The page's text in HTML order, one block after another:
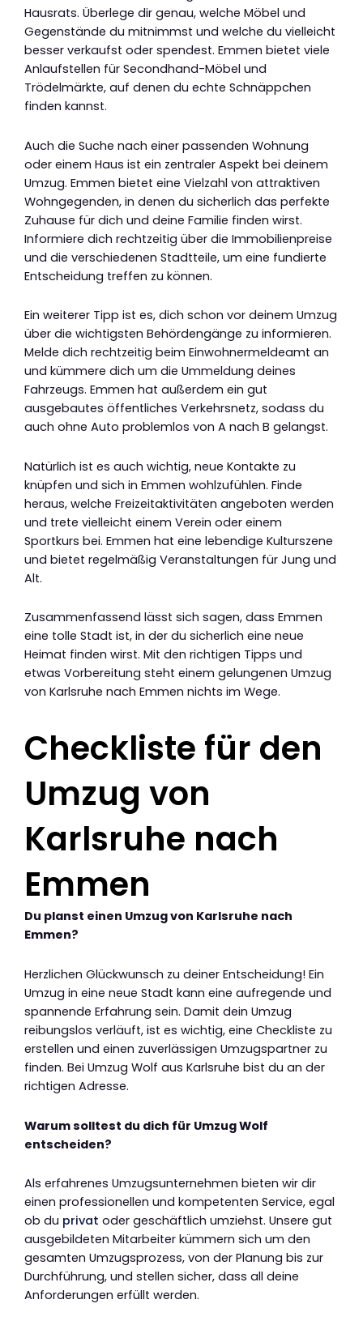
Hausrats. Überlege dir genau, welche Möbel und
Gegenstände du mitnimmst und welche du vielleicht
besser verkaufst oder spendest. Emmen bietet viele
Anlaufstellen für Secondhand-Möbel und
Trödelmärkte, auf denen du echte Schnäppchen
finden kannst.
Auch die Suche nach einer passenden Wohnung
oder einem Haus ist ein zentraler Aspekt bei deinem
Umzug. Emmen bietet eine Vielzahl von attraktiven
Wohngegenden, in denen du sicherlich das perfekte
Zuhause für dich und deine Familie finden wirst.
Informiere dich rechtzeitig über die Immobilienpreise
und die verschiedenen Stadtteile, um eine fundierte
Entscheidung treffen zu können.
Ein weiterer Tipp ist es, dich schon vor deinem Umzug
über die wichtigsten Behördengänge zu informieren.
Melde dich rechtzeitig beim Einwohnermeldeamt an
und kümmere dich um die Ummeldung deines
Fahrzeugs. Emmen hat außerdem ein gut
ausgebautes öffentliches Verkehrsnetz, sodass du
auch ohne Auto problemlos von A nach B gelangst.
Natürlich ist es auch wichtig, neue Kontakte zu
knüpfen und sich in Emmen wohlzufühlen. Finde
heraus, welche Freizeitaktivitäten angeboten werden
und trete vielleicht einem Verein oder einem
Sportkurs bei. Emmen hat eine lebendige Kulturszene
und bietet regelmäßig Veranstaltungen für Jung und
Alt.
Zusammenfassend lässt sich sagen, dass Emmen
eine tolle Stadt ist, in der du sicherlich eine neue
Heimat finden wirst. Mit den richtigen Tipps und
etwas Vorbereitung steht einem gelungenen Umzug
von Karlsruhe nach Emmen nichts im Wege.
Checkliste für den
Umzug von
Karlsruhe nach
Emmen
Du planst einen Umzug von Karlsruhe nach
Emmen?
Herzlichen Glückwunsch zu deiner Entscheidung! Ein
Umzug in eine neue Stadt kann eine aufregende und
spannende Erfahrung sein. Damit dein Umzug
reibungslos verläuft, ist es wichtig, eine Checkliste zu
erstellen und einen zuverlässigen Umzugspartner zu
finden. Bei Umzug Wolf aus Karlsruhe bist du an der
richtigen Adresse.
Warum solltest du dich für Umzug Wolf
entscheiden?
Als erfahrenes Umzugsunternehmen bieten wir dir
einen professionellen und kompetenten Service, egal
ob du privat oder geschäftlich umziehst. Unsere gut
ausgebildeten Mitarbeiter kümmern sich um den
gesamten Umzugsprozess, von der Planung bis zur
Durchführung, und stellen sicher, dass all deine
Anforderungen erfüllt werden.